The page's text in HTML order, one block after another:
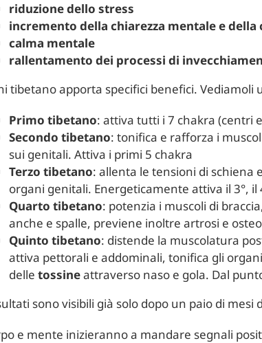
riduzione dello stress
incremento della chiarezza mentale e
calma mentale
rallentamento dei processi di
tibetano apporta specifici benefici. Vediamoli
Primo tibetano: attiva tutti i 7 chakra (centri
Secondo tibetano: tonifica e rafforza i
sui genitali. Attiva i primi 5 chakra
Terzo tibetano: allenta le tensioni di schiena
organi genitali. Energeticamente attiva il 3°, il
Quarto tibetano: potenzia i muscoli di
anche e spalle, previene inoltre artrosi e
Quinto tibetano: distende la muscolatura
attiva pettorali e addominali, tonifica gli
delletossineattraverso naso e gola. Dal
sono visibili già solo dopo un paio di mesi
e mente inizieranno a mandare segnali